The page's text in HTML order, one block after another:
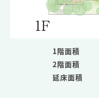
1階面積
2階面積
延床面積